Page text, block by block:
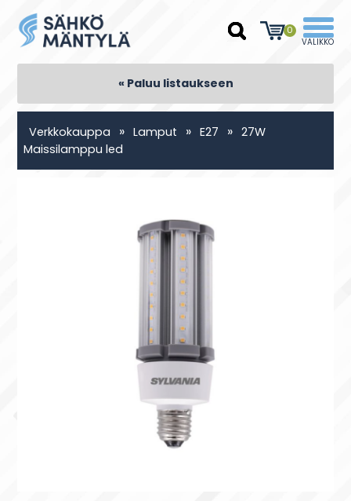
0
« Paluu listaukseen
Verkkokauppa » Lamput » E27 » 27W
Maissilamppu led